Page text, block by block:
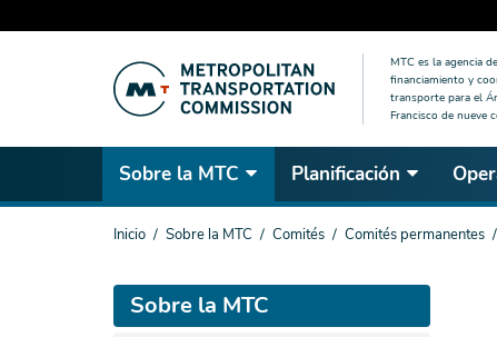
MTC es la agencia
financiamiento y
transporte para el
Francisco de nueve
Sobre la MTC Planificación
Estás
Inicio Sobre la MTC Comités Comités permanentes
Sobre la MTC